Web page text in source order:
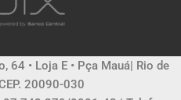
64 • Loja E • Pça Mauá| Rio de
20090-030